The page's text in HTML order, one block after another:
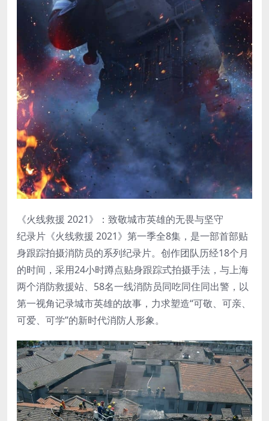
《火线救援 2021》：致敬城市英雄的无畏与坚守
纪录片《火线救援 2021》第一季全8集，是一部首部贴
身跟踪拍摄消防员的系列纪录片。创作团队历经18个月
的时间，采用24小时蹲点贴身跟踪式拍摄手法，与上海
两个消防救援站、58名一线消防员同吃同住同出警，以
第一视角记录城市英雄的故事，力求塑造“可敬、可亲、
可爱、可学”的新时代消防人形象。